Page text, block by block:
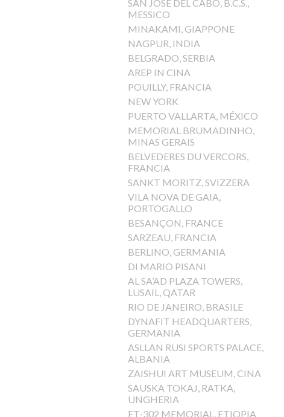
SAN JOSÉ DEL CABO, B.C.S.,
MESSICO
MINAKAMI, GIAPPONE
NAGPUR, INDIA
BELGRADO, SERBIA
AREP IN CINA
POUILLY, FRANCIA
NEW YORK
PUERTO VALLARTA, MÉXICO
MEMORIAL BRUMADINHO,
MINAS GERAIS
BELVEDERES DU VERCORS,
FRANCIA
SANKT MORITZ, SVIZZERA
VILA NOVA DE GAIA,
PORTOGALLO
BESANÇON, FRANCE
SARZEAU, FRANCIA
BERLINO, GERMANIA
DI MARIO PISANI
AL SA’AD PLAZA TOWERS,
LUSAIL, QATAR
RIO DE JANEIRO, BRASILE
DYNAFIT HEADQUARTERS,
GERMANIA
ASLLAN RUSI SPORTS PALACE,
ALBANIA
ZAISHUI ART MUSEUM, CINA
SAUSKA TOKAJ, RATKA,
UNGHERIA
ET-302 MEMORIAL, ETIOPIA